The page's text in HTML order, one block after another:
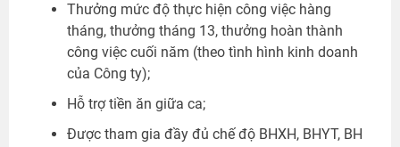
Thưởng mức độ thực hiện công việc hàng
tháng, thưởng tháng 13, thưởng hoàn thành
công việc cuối năm (theo tình hình kinh doanh
của Công ty);
Hỗ trợ tiền ăn giữa ca;
Được tham gia đầy đủ chế độ BHXH, BHYT, BH